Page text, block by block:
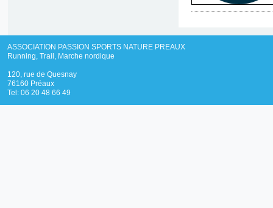
ASSOCIATION PASSION SPORTS NATURE PREAUX
Running, Trail, Marche nordique
120, rue de Quesnay
76160 Préaux
Tel: 06 20 48 66 49